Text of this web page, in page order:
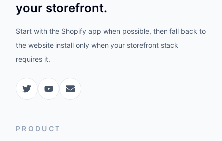
your storefront.
Start with the Shopify app when possible, then fall back to
the website install only when your storefront stack
requires it.
PRODUCT